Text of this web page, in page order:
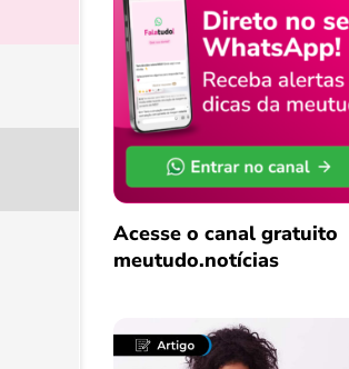
Acesse o canal gratuito
meutudo.notícias